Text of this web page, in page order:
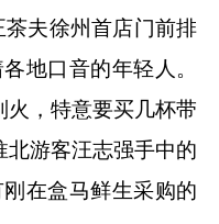
夫徐州首店门前排
地口音的年轻人。
火，特意要买几杯带
北游客汪志强手中的
在盒马鲜生采购的